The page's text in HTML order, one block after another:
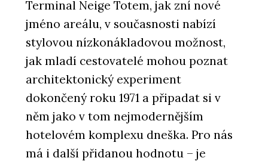
Terminal Neige Totem, jak zní nové
jméno areálu, v současnosti nabízí
stylovou nízkonákladovou možnost,
jak mladí cestovatelé mohou poznat
architektonický experiment
dokončený roku 1971 a připadat si v
něm jako v tom nejmodernějším
hotelovém komplexu dneška. Pro nás
má i další přidanou hodnotu – je